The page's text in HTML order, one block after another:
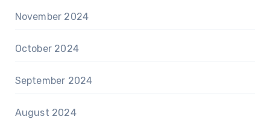
November 2024
October 2024
September 2024
August 2024